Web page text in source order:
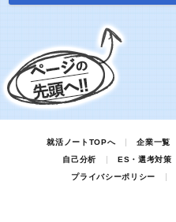
就活ノートTOPへ 企業一覧
自己分析
ES・選考対策
プライバシーポリシー